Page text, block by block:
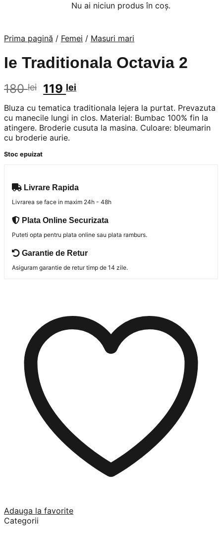
Nu ai niciun produs în coș.
Prima pagină / Femei / Masuri mari
Ie Traditionala Octavia 2
180lei
Prețul
inițial
a
fost:
180 lei.
119leiPrețul
este:
119 lei.
Bluza cu tematica traditionala lejera la purtat. Prevazuta
cu manecile lungi in clos. Material: Bumbac 100% fin la
atingere. Broderie cusuta la masina. Culoare: bleumarin
cu broderie aurie.
Stoc epuizat
Livrare Rapida
Livrarea se face in maxim 24h - 48h
Plata Online Securizata
Puteti opta pentru plata online sau plata ramburs.
Garantie de Retur
Asiguram garantie de retur timp de 14 zile.
Adauga la favorite
Categorii